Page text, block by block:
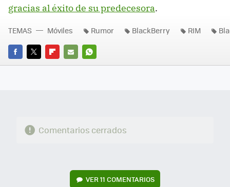
gracias al éxito de su predecesora.
FACEBOOK
TWITTERFLIPBOARD
E-
WHATSAPP
TEMAS Móviles Rumor BlackBerry RIM
Comentarios cerrados
VER11 COMENTARIOS